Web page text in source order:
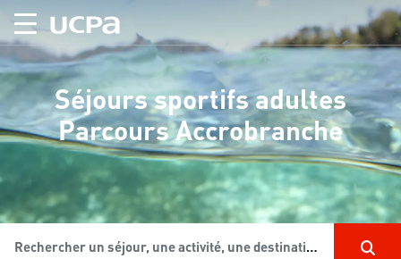
Séjours sportifs adultes
Parcours Accrobranche
Rechercher un séjour, une activité, une destination...